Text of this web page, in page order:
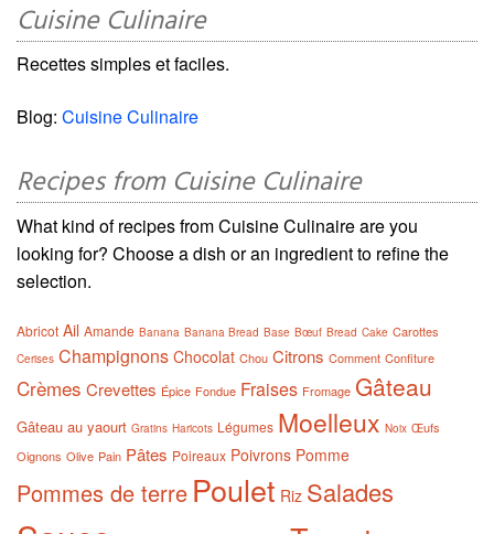
Cuisine Culinaire
Recettes simples et faciles.
Blog: Cuisine Culinaire
Recipes from Cuisine Culinaire
What kind of recipes from Cuisine Culinaire are you
looking for? Choose a dish or an ingredient to refine the
selection.
Abricot Ail Amande Banana Banana Bread Base Bœuf Bread Cake Carottes
Cerises Champignons Chocolat Chou Citrons Comment Confiture
Crèmes Crevettes Épice Fondue Fraises Fromage Gâteau
Gâteau au yaourt Gratins Haricots Légumes Moelleux Noix Œufs
Oignons Olive Pain Pâtes Poireaux Poivrons Pomme
Pommes de terre Poulet Riz Salades